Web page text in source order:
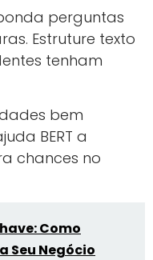
perguntas
Estruture texto
tenham
bem
BERT a
chances no
Como
Seu Negócio